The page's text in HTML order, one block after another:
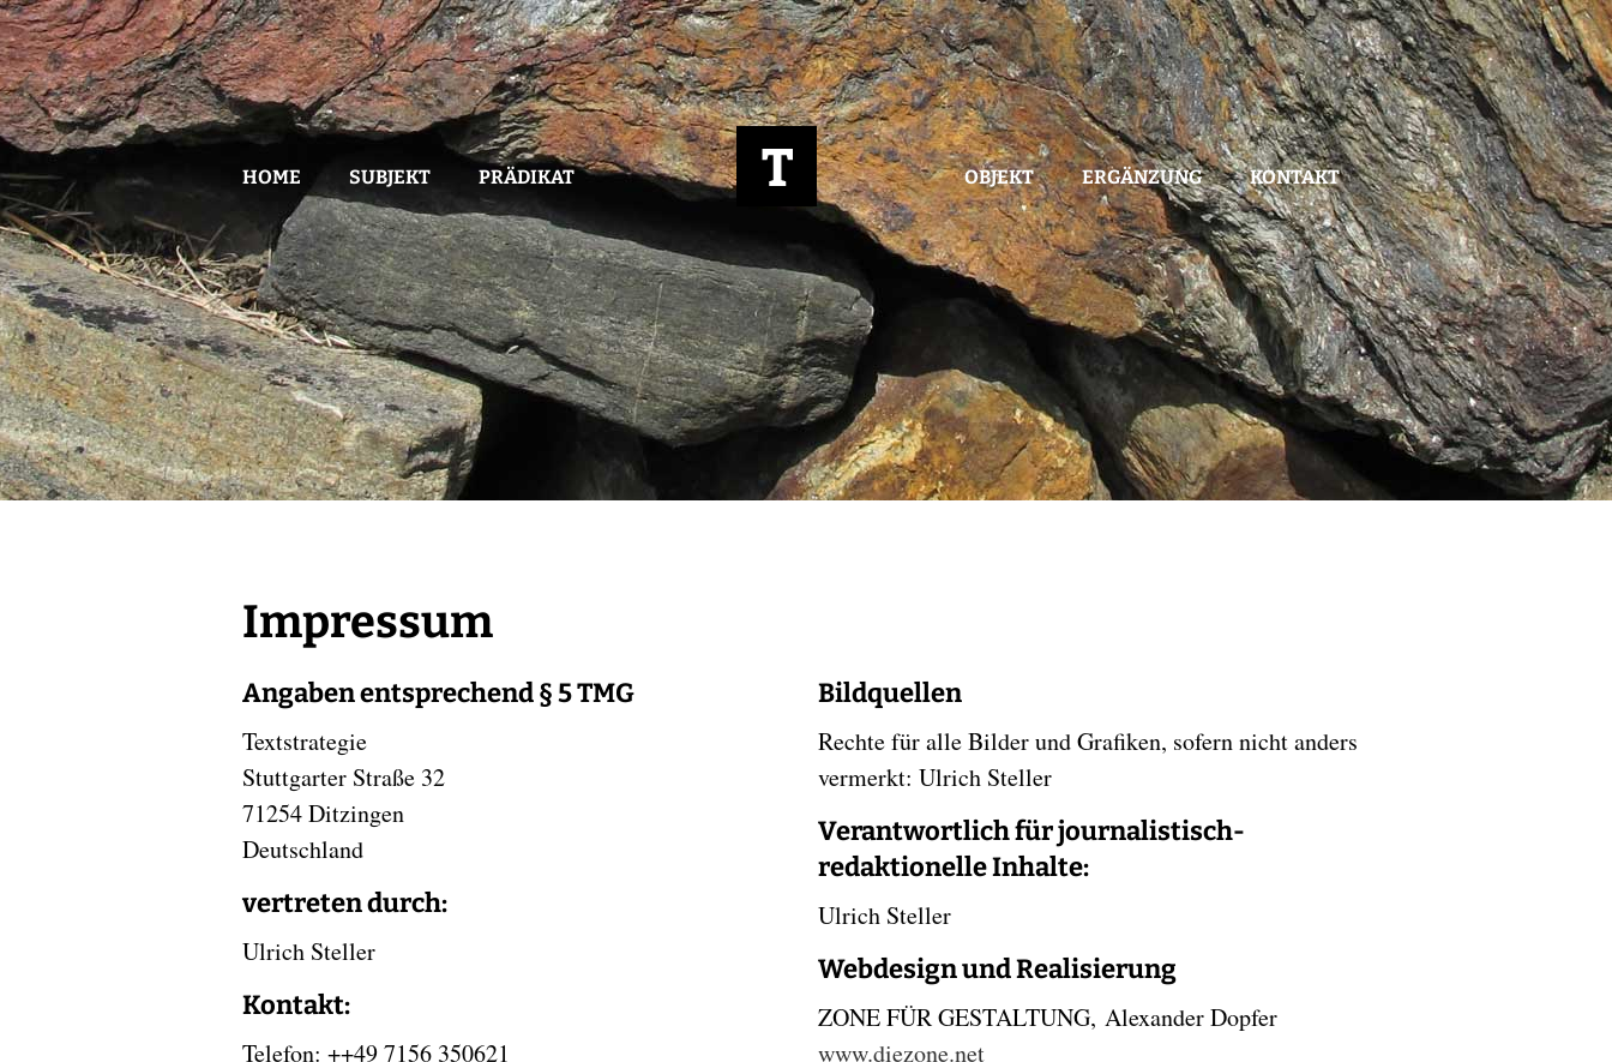
HOME SUBJEKT PRÄDIKAT OBJEKT ERGÄNZUNG KONTAKT
Impressum
Angaben entsprechend § 5 TMG
Textstrategie
Stuttgarter Straße 32
71254 Ditzingen
Deutschland
vertreten durch:
Ulrich Steller
Kontakt:
Telefon: ++49 7156 350621
Bildquellen
Rechte für alle Bilder und Grafiken, sofern nicht anders
vermerkt: Ulrich Steller
Verantwortlich für journalistisch-
redaktionelle Inhalte:
Ulrich Steller
Webdesign und Realisierung
ZONE FÜR GESTALTUNG, Alexander Dopfer
www.diezone.net